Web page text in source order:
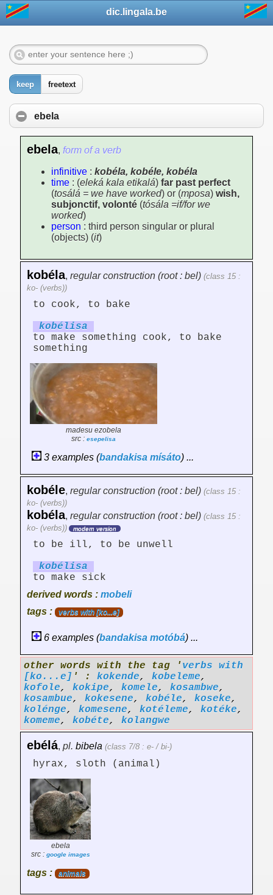
dic.lingala.be
keep freetext
ebela
ebela, form of a verb
infinitive : kobéla, kobéle, kobéla
time : (eleká kala etikalá) far past perfect
(tosálá = we have worked) or (mposa) wish,
subjonctif, volonté (tósála =if/for we
worked)
person : third person singular or plural
(objects) (it)
kobéla, regular construction (root : bel) (class 15 :
ko- (verbs))
to cook, to bake
kobélisa
to make something cook, to bake
something
madesu ezobela
src : esepelisa
3 examples (bandakisa mísáto) ...
kobéle, regular construction (root : bel) (class 15 :
ko- (verbs))
kobéla, regular construction (root : bel) (class 15 :
ko- (verbs))
modern version
to be ill, to be unwell
kobélisa
to make sick
derived words : mobeli
tags :
verbs with [ko...e]
6 examples (bandakisa motóbá) ...
other words with the tag ' verbs with
[ko...e] ' : kokende, kobeleme,
kofole, kokipe, komele, kosambwe,
kosambue, kokesene, kobéle, koseke,
kolénge, komesene, kotéleme, kotéke,
komeme, kobéte, kolangwe
ebélá, pl. bibela (class 7/8 : e- / bi-)
hyrax, sloth (animal)
ebela
src : google images
tags : animals